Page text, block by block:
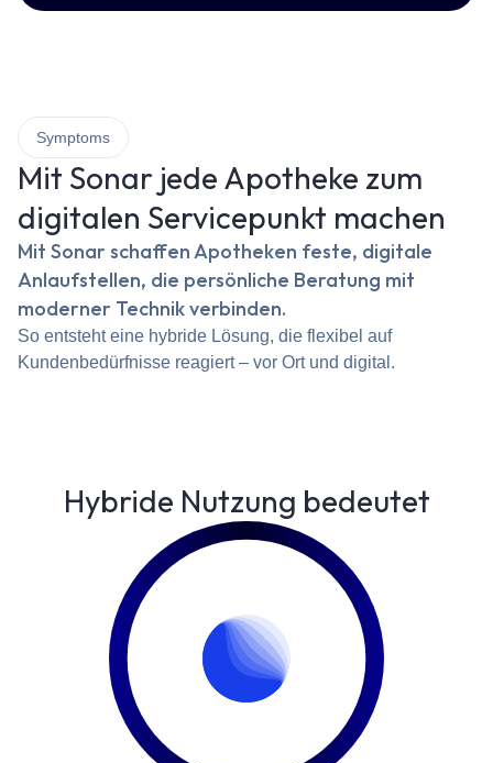
Symptoms
Mit Sonar jede Apotheke zum
digitalen Servicepunkt machen
Mit Sonar schaffen Apotheken feste, digitale
Anlaufstellen, die persönliche Beratung mit
moderner Technik verbinden.
So entsteht eine hybride Lösung, die flexibel auf
Kundenbedürfnisse reagiert – vor Ort und digital.
Hybride Nutzung bedeutet